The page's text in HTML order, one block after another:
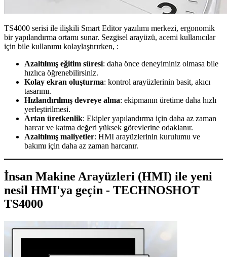
TS4000 serisi ile ilişkili Smart Editor yazılımı merkezi, ergonomik
bir yapılandırma ortamı sunar. Sezgisel arayüzü, acemi kullanıcılar
için bile kullanımı kolaylaştırırken, :
Azaltılmış eğitim süresi: daha önce deneyiminiz olmasa bile
hızlıca öğrenebilirsiniz.
Kolay ekran oluşturma: kontrol arayüzlerinin basit, akıcı
tasarımı.
Hızlandırılmış devreye alma: ekipmanın üretime daha hızlı
yerleştirilmesi.
Artan üretkenlik: Ekipler yapılandırma için daha az zaman
harcar ve katma değeri yüksek görevlerine odaklanır.
Azaltılmış maliyetler: HMI arayüzlerinin kurulumu ve
bakımı için daha az zaman harcanır.
İnsan Makine Arayüzleri (HMI) ile yeni
nesil HMI'ya geçin - TECHNOSHOT
TS4000